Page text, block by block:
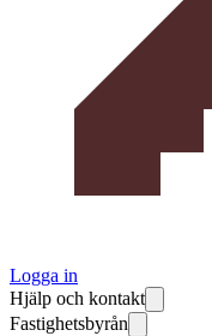
Logga in
Hjälp och kontakt
Fastighetsbyrån